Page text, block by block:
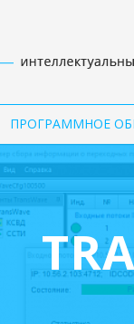
ПРОГРАММНОЕ